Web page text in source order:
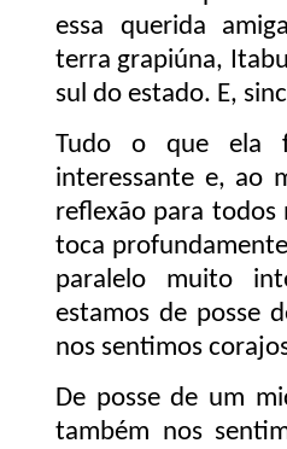
essa querida
terra grapiúna,
sul do estado. E,
Tudo o que ela
interessante e, ao
reflexão para todos
toca
paralelo muito
estamos de posse
nos sentimos
De posse de um
também nos